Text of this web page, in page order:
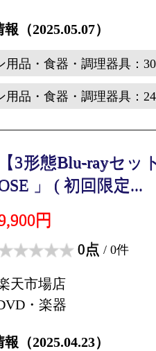
（2025.05.07）
用品・食器・調理器具：
用品・食器・調理器具：
【3形態Blu-rayセッ
」 ( 初回限定...
円
0点 / 0件
天市場店
・楽器
（2025.04.23）